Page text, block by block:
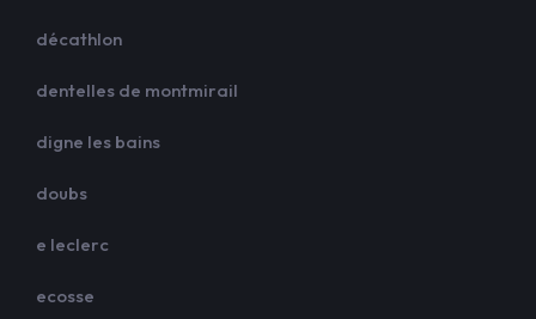
décathlon
dentelles de montmirail
digne les bains
doubs
e leclerc
ecosse